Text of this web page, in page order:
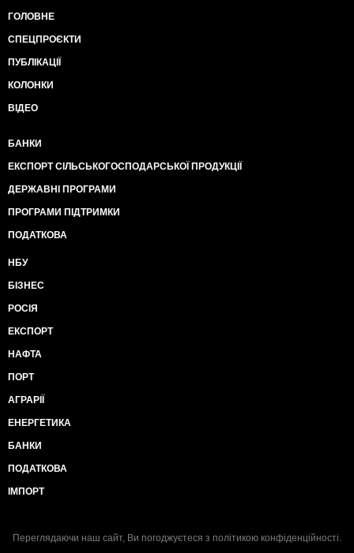
ГОЛОВНЕ
СПЕЦПРОЄКТИ
ПУБЛІКАЦІЇ
КОЛОНКИ
ВІДЕО
БАНКИ
ЕКСПОРТ СІЛЬСЬКОГОСПОДАРСЬКОЇ ПРОДУКЦІЇ
ДЕРЖАВНІ ПРОГРАМИ
ПРОГРАМИ ПІДТРИМКИ
ПОДАТКОВА
НБУ
БІЗНЕС
РОСІЯ
ЕКСПОРТ
НАФТА
ПОРТ
АГРАРІЇ
ЕНЕРГЕТИКА
БАНКИ
ПОДАТКОВА
ІМПОРТ
Переглядаючи наш сайт, Ви погоджуєтеся з політикою конфіденційності.